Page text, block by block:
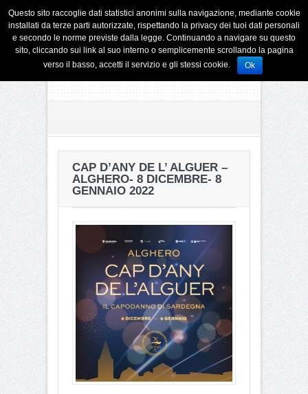
CAP D’ANY DE L’ ALGUER –
ALGHERO- 8 DICEMBRE- 8
GENNAIO 2022
Questo sito raccoglie dati statistici anonimi sulla navigazione, mediante cookie
installati da terze parti autorizzate, rispettando la privacy dei tuoi dati personali
e secondo le norme previste dalla legge. Continuando a navigare su questo
sito, cliccando sui link al suo interno o semplicemente scrollando la pagina
verso il basso, accetti il servizio e gli stessi cookie.
Ok